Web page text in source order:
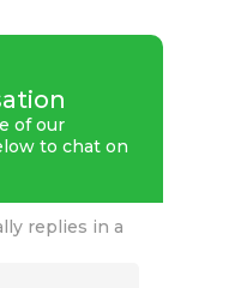
of our member
on WhatsApp
replies in a few
of our
to chat on
replies in a